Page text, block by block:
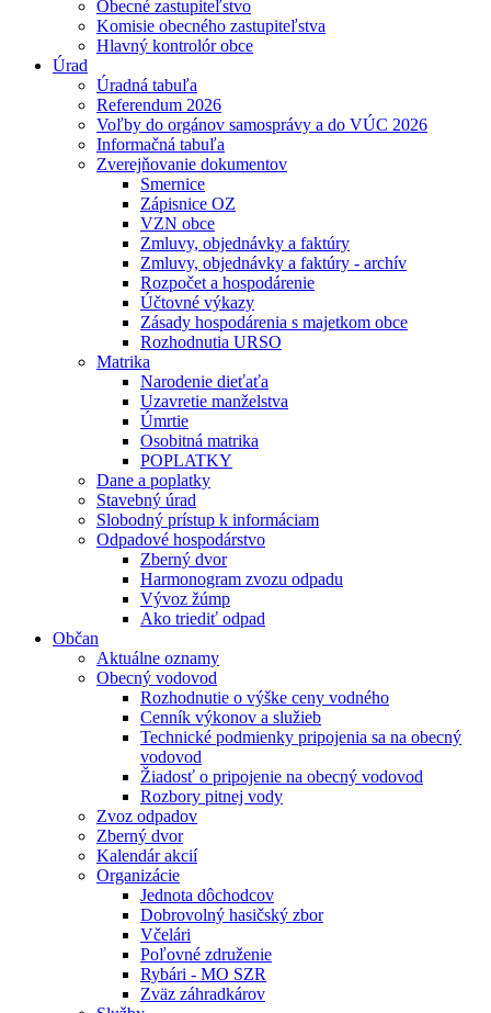
Obecné zastupiteľstvo
Komisie obecného zastupiteľstva
Hlavný kontrolór obce
Úrad
Úradná tabuľa
Referendum 2026
Voľby do orgánov samosprávy a do VÚC 2026
Informačná tabuľa
Zverejňovanie dokumentov
Smernice
Zápisnice OZ
VZN obce
Zmluvy, objednávky a faktúry
Zmluvy, objednávky a faktúry - archív
Rozpočet a hospodárenie
Účtovné výkazy
Zásady hospodárenia s majetkom obce
Rozhodnutia URSO
Matrika
Narodenie dieťaťa
Uzavretie manželstva
Úmrtie
Osobitná matrika
POPLATKY
Dane a poplatky
Stavebný úrad
Slobodný prístup k informáciam
Odpadové hospodárstvo
Zberný dvor
Harmonogram zvozu odpadu
Vývoz žúmp
Ako triediť odpad
Občan
Aktuálne oznamy
Obecný vodovod
Rozhodnutie o výške ceny vodného
Cenník výkonov a služieb
Technické podmienky pripojenia sa na obecný
vodovod
Žiadosť o pripojenie na obecný vodovod
Rozbory pitnej vody
Zvoz odpadov
Zberný dvor
Kalendár akcií
Organizácie
Jednota dôchodcov
Dobrovolný hasičský zbor
Včelári
Poľovné združenie
Rybári - MO SZR
Zväz záhradkárov